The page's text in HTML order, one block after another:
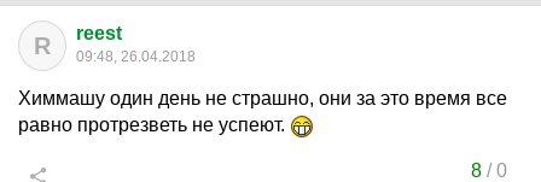
R reest
09:48, 26.04.2018
Химмашу один день не страшно, они за это время все
равно протрезветь не успеют.
8/0